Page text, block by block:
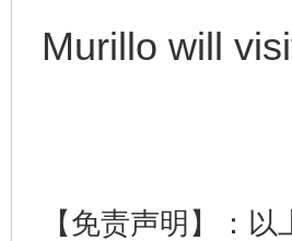
Murillo will
【免责声明】：